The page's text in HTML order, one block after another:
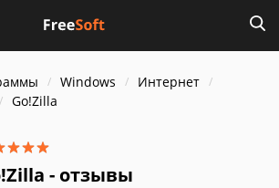
Windows
Интернет
Go!Zilla
- отзывы